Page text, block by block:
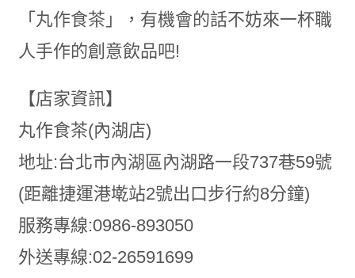
「丸作食茶」，有機會的話不妨來一杯職
人手作的創意飲品吧!
【店家資訊】
丸作食茶(內湖店)
地址:台北市內湖區內湖路一段737巷59號
(距離捷運港墘站2號出口步行約8分鐘)
服務專線:0986-893050
外送專線:02-26591699